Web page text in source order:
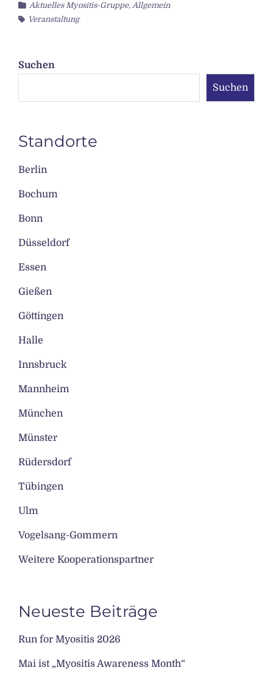
Aktuelles Myositis-Gruppe, Allgemein
Veranstaltung
Suchen
Suchen
Standorte
Berlin
Bochum
Bonn
Düsseldorf
Essen
Gießen
Göttingen
Halle
Innsbruck
Mannheim
München
Münster
Rüdersdorf
Tübingen
Ulm
Vogelsang-Gommern
Weitere Kooperationspartner
Neueste Beiträge
Run for Myositis 2026
Mai ist „Myositis Awareness Month“